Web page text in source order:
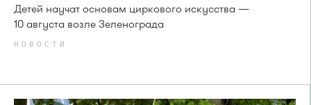
Детей научат основам циркового искусства —
10 августа возле Зеленограда
НОВОСТИ